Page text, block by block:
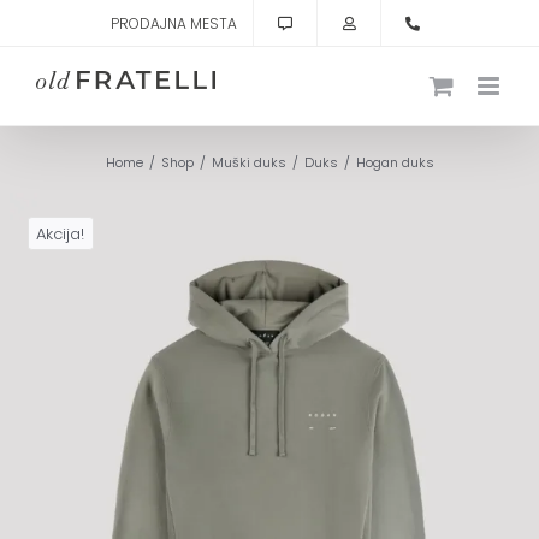
content
PRODAJNA MESTA
Home Shop Muški duks Duks Hogan duks
Akcija!